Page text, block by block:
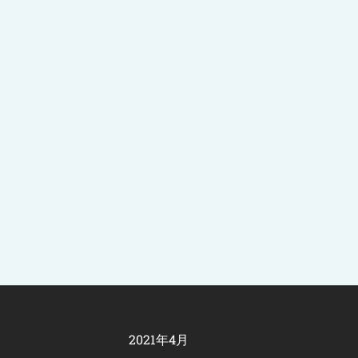
2021年4月